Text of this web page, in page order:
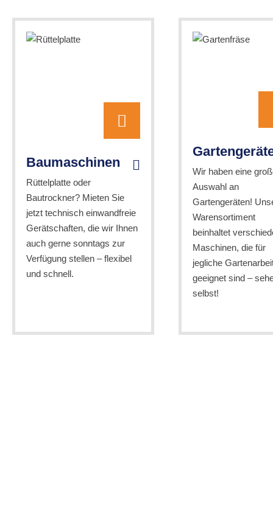
Baumaschinen
Rüttelplatte oder
Bautrockner? Mieten Sie
jetzt technisch einwandfreie
Gerätschaften, die wir Ihnen
auch gerne sonntags zur
Verfügung stellen – flexibel
und schnell.
Wir haben eine
Auswahl an
Gartengeräten!
Warensortiment
beinhaltet
Maschinen, die für
jegliche
geeignet sind –
selbst!